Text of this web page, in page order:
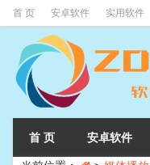
首 页 安卓软件 实用软件
首 页 安卓软件